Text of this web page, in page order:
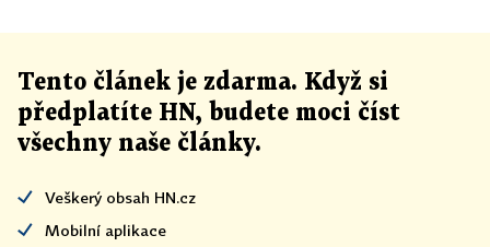
Tento článek je zdarma. Když si
předplatíte HN, budete moci číst
všechny naše články.
Veškerý obsah HN.cz
Mobilní aplikace